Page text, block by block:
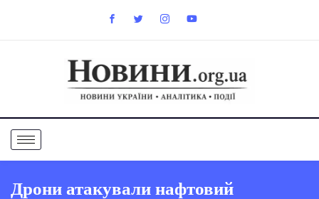
Дрони атакували нафтовий